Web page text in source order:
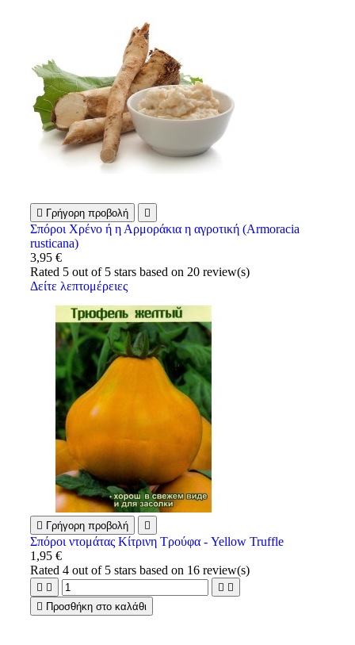
 Γρήγορη προβολή 
Σπόροι Χρένο ή η Αρμοράκια η αγροτική (Armoracia
rusticana)
3,95 €
Rated 5 out of 5 stars based on 20 review(s)
Δείτε λεπτομέρειες
 Γρήγορη προβολή 
Σπόροι ντομάτας Κίτρινη Τρούφα - Yellow Truffle
1,95 €
Rated4 out of 5 stars based on 16 review(s)
   
 Προσθήκη στο καλάθι